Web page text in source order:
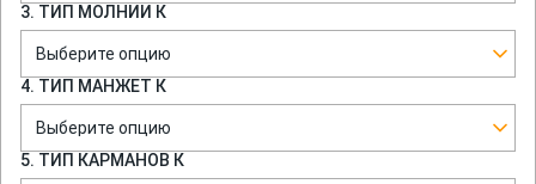
3. ТИП МОЛНИИ К
Выберите опцию
4. ТИП МАНЖЕТ К
Выберите опцию
5. ТИП КАРМАНОВ К